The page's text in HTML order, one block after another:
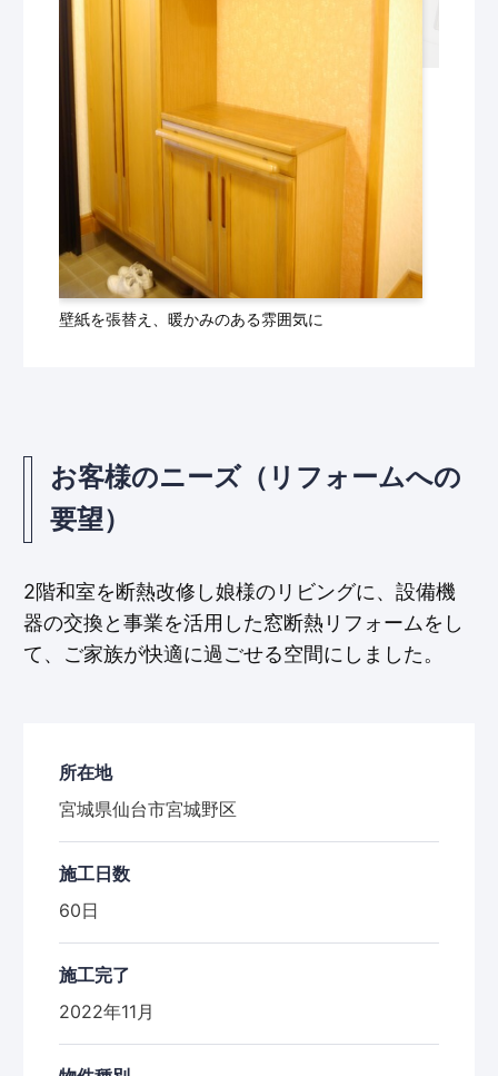
壁紙を張替え、暖かみのある雰囲気に
お客様のニーズ（リフォームへの
要望）
2階和室を断熱改修し娘様のリビングに、設備機
器の交換と事業を活用した窓断熱リフォームをし
て、ご家族が快適に過ごせる空間にしました。
所在地
宮城県仙台市宮城野区
施工日数
60日
施工完了
2022年11月